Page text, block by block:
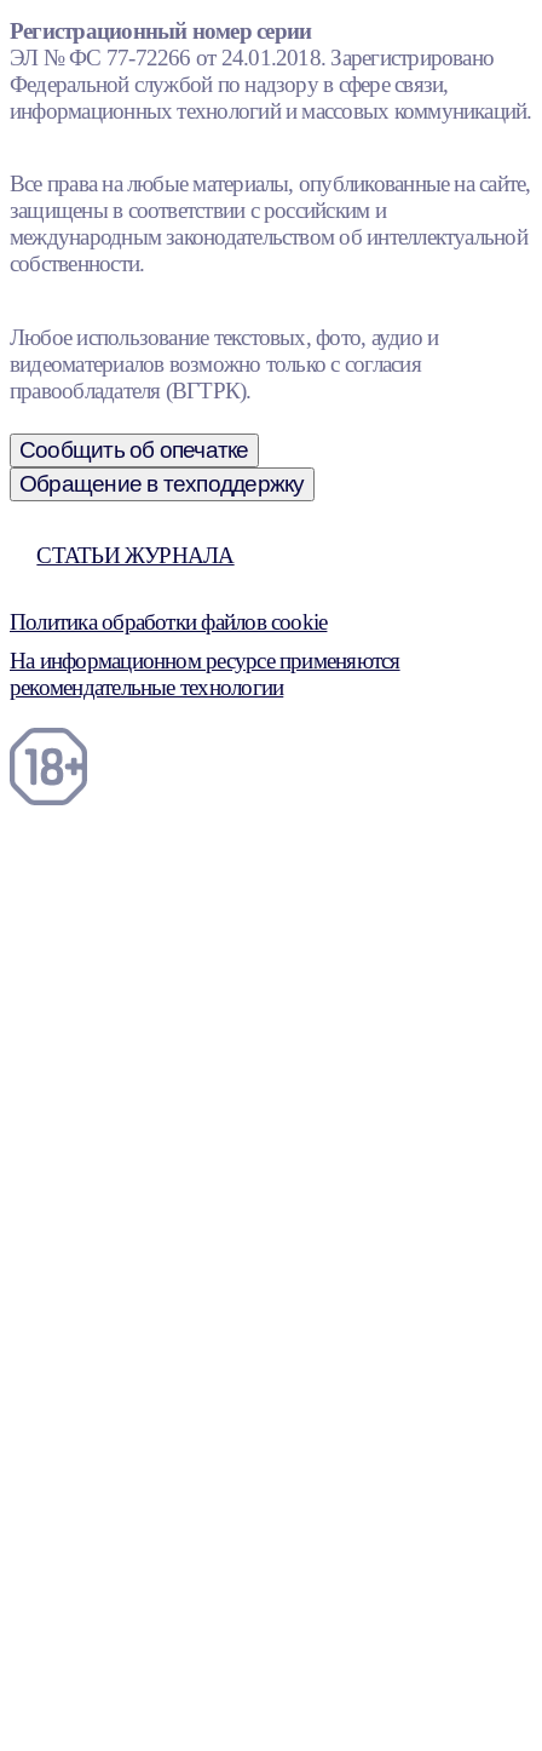
Регистрационный номер серии
ЭЛ № ФС 77-72266 от 24.01.2018. Зарегистрировано
Федеральной службой по надзору в сфере связи,
информационных технологий и массовых коммуникаций.
Все права на любые материалы, опубликованные на сайте,
защищены в соответствии с российским и
международным законодательством об интеллектуальной
собственности.
Любое использование текстовых, фото, аудио и
видеоматериалов возможно только с согласия
правообладателя (ВГТРК).
Сообщить об опечатке
Обращение в техподдержку
СТАТЬИ ЖУРНАЛА
Политика обработки файлов cookie
На информационном ресурсе применяются
рекомендательные технологии